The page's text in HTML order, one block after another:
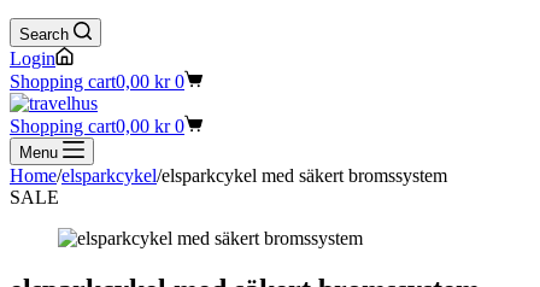
Search
Login
Shopping cart0,00 kr 0
Shopping cart0,00 kr 0
Menu
Home/elsparkcykel/elsparkcykel med säkert bromssystem
SALE